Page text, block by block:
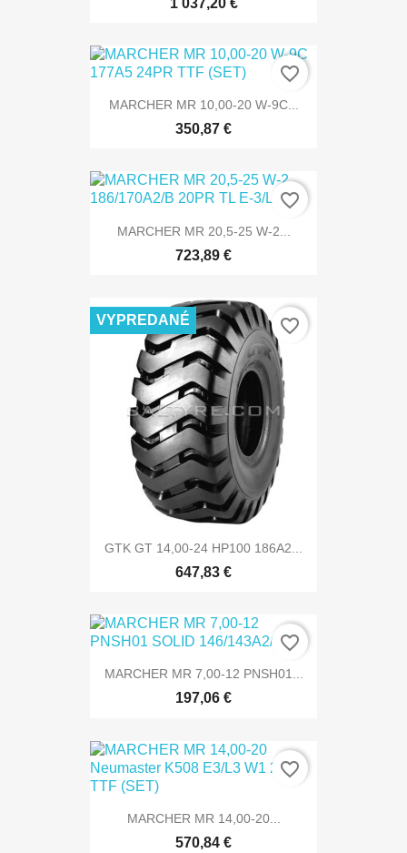
MARCHER MR 10,00-20 W-9C...
350,87 €
favorite_border
MARCHER MR 20,5-25 W-2...
723,89 €
favorite_border
GTK GT 14,00-24 HP100 186A2...
647,83 €
VYPREDANÉ favorite_border
MARCHER MR 7,00-12 PNSH01...
197,06 €
favorite_border
MARCHER MR 14,00-20...
570,84 €
favorite_border